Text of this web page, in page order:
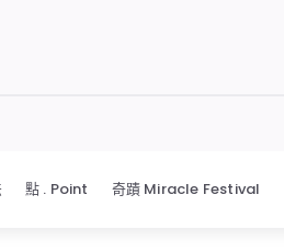
點 . Point 奇蹟 Miracle Festival